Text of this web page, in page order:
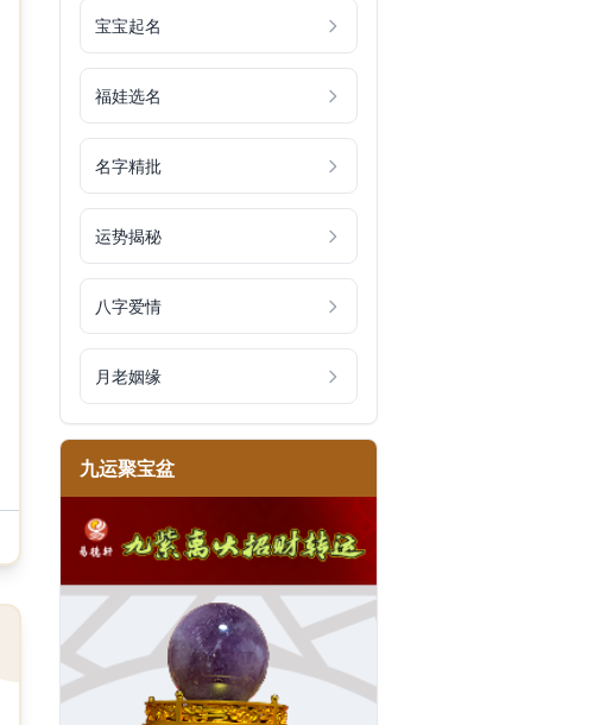
宝宝起名
福娃选名
名字精批
运势揭秘
八字爱情
月老姻缘
九运聚宝盆